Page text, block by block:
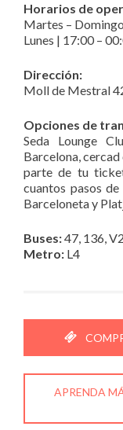
Horarios de
Martes –
Lunes | 17:00 –
Dirección:
Moll de Mestral
Opciones de
Seda Lounge
Barcelona,
parte de tu
cuantos pasos
Barceloneta y
Buses:47, 136,
Metro: L4
APRENDA